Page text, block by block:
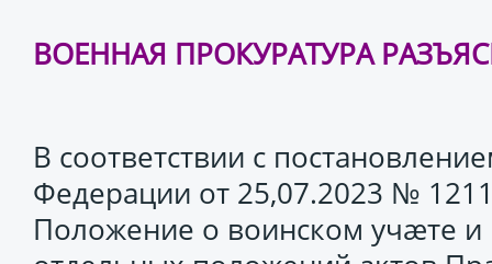
ВОЕННАЯ ПРОКУРАТУРА
В соответствии с
Федерации от 25,07.2023 №
Положение о воинском учæте